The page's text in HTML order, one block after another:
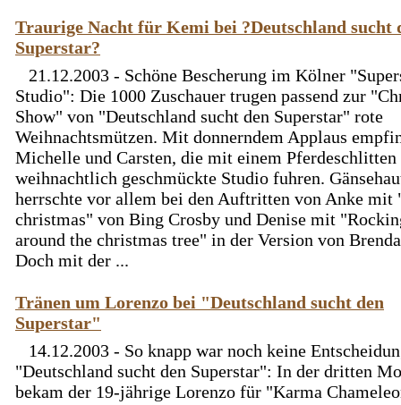
Traurige Nacht für Kemi bei ?Deutschland sucht
Superstar?
21.12.2003 - Schöne Bescherung im Kölner
Studio": Die 1000 Zuschauer trugen passend zur
Show" von "Deutschland sucht den Superstar" rote
Weihnachtsmützen. Mit donnerndem Applaus
Michelle und Carsten, die mit einem Pferdeschlitten
weihnachtlich geschmückte Studio fuhren.
herrschte vor allem bei den Auftritten von Anke mit
christmas" von Bing Crosby und Denise mit
around the christmas tree" in der Version von
Doch mit der ...
Tränen um Lorenzo bei "Deutschland sucht den
Superstar"
14.12.2003 - So knapp war noch keine
"Deutschland sucht den Superstar": In der dritten
bekam der 19-jährige Lorenzo für "Karma